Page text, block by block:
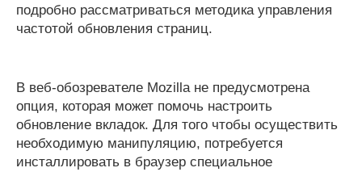
подробно рассматриваться методика управления
частотой обновления страниц.
В веб-обозревателе Mozilla не предусмотрена
опция, которая может помочь настроить
обновление вкладок. Для того чтобы осуществить
необходимую манипуляцию, потребуется
инсталлировать в браузер специальное